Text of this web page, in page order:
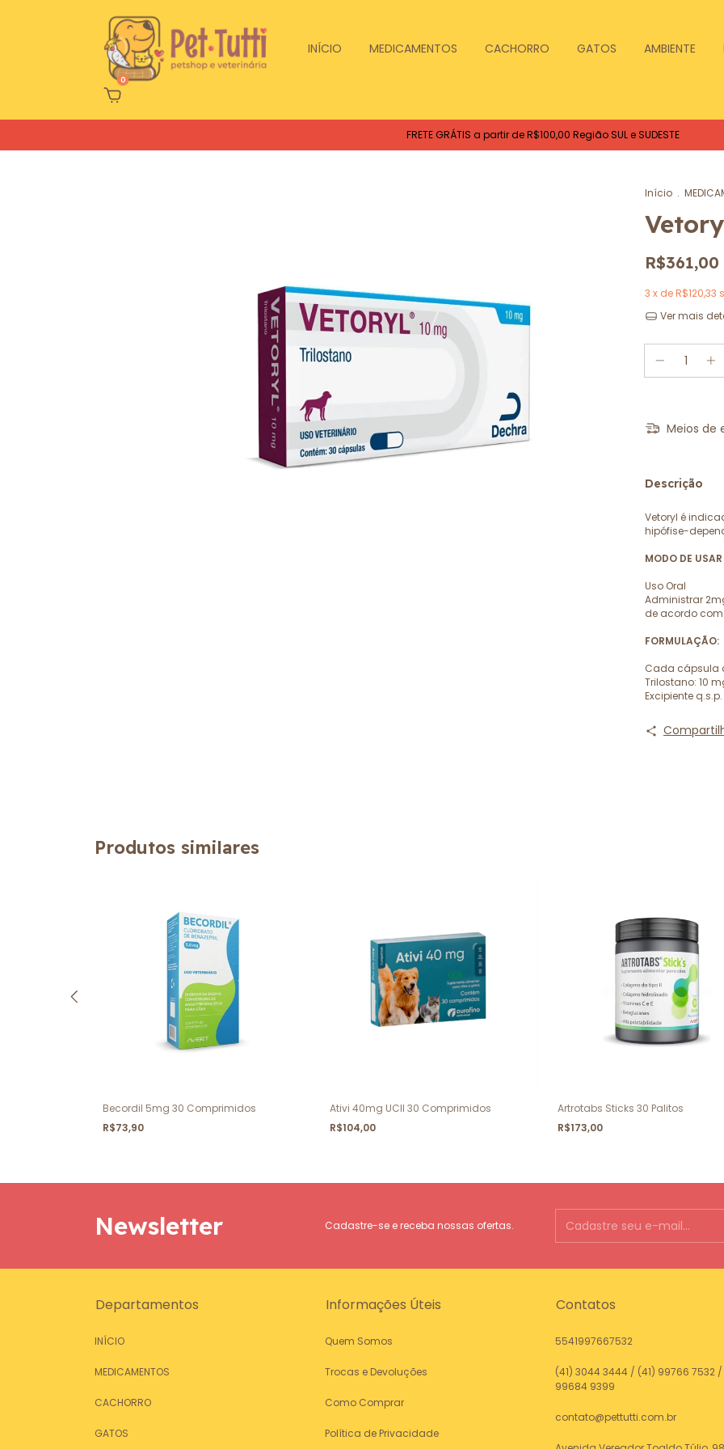
INÍCIO MEDICAMENTOS CACHORRO GATOS AMBIENTE
0
FRETE GRÁTIS a partir de R$100,00 Região SUL e SUDESTE
Início .
R$361,00
3 x deR$120,33
Ver mais
Meios de
Descrição
Vetoryl é
hipófise-
MODO DE
Uso Oral
Administrar
de acordo
FORMULAÇÃO:
Cada cápsula
Trilostano: 10
Excipiente
Produtos similares
Becordil 5mg 30 Comprimidos
R$73,90
Ativi 40mg UCII 30 Comprimidos
R$104,00
Artrotabs Sticks 30 Palitos
R$173,00
Newsletter Cadastre-se e receba nossas ofertas.
Departamentos
INÍCIO
MEDICAMENTOS
CACHORRO
GATOS
Informações Úteis
Quem Somos
Trocas e Devoluções
Como Comprar
Política de Privacidade
Contatos
5541997667532
(41) 3044 3444 / (41) 99766 7532 /
99684 9399
contato@pettutti.com.br